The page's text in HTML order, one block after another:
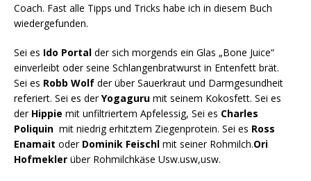
Coach. Fast alle Tipps und Tricks habe ich in diesem Buch
wiedergefunden.
Sei es Ido Portal der sich morgends ein Glas „Bone Juice“
einverleibt oder seine Schlangenbratwurst in Entenfett brät.
Sei es Robb Wolf der über Sauerkraut und Darmgesundheit
referiert. Sei es derYogaguru mit seinem Kokosfett. Sei es
der Hippie mit unfiltriertem Apfelessig, Sei es Charles
Poliquin mit niedrig erhitztem Ziegenprotein. Sei es Ross
Enamait oder Dominik Feischl mit seiner Rohmilch.Ori
Hofmekler über Rohmilchkäse Usw.usw,usw.